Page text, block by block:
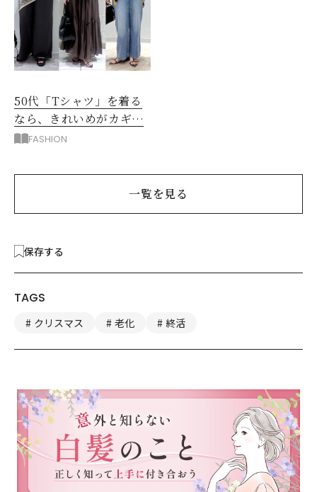
50代「Tシャツ」を着る
なら、きれいめがカギ！
部屋着に見えないコツ
FASHION
一覧を見る
保存する
TAGS
クリスマス 老化 終活